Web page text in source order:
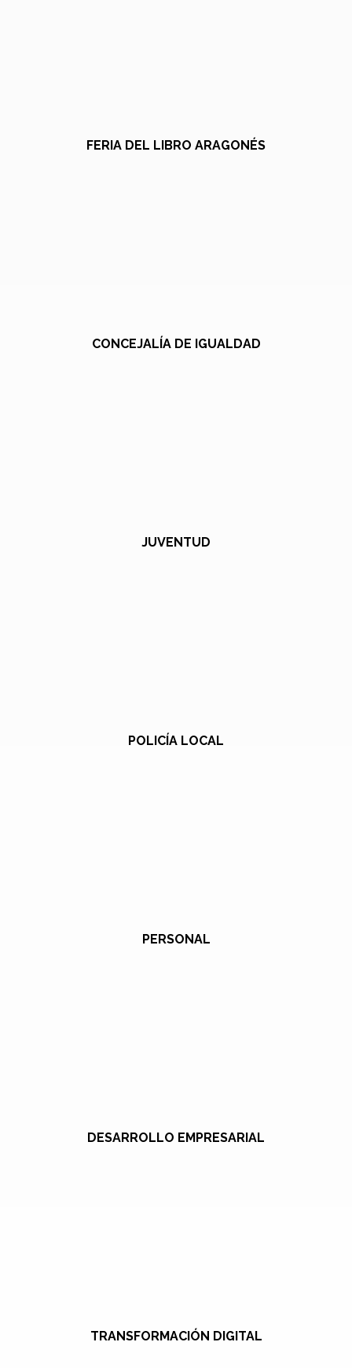
FERIA DEL LIBRO ARAGONÉS
CONCEJALÍA DE IGUALDAD
JUVENTUD
POLICÍA LOCAL
PERSONAL
DESARROLLO EMPRESARIAL
TRANSFORMACIÓN DIGITAL